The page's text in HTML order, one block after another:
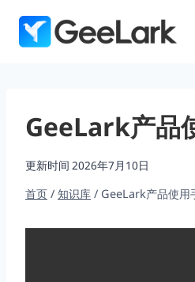
GeeLark产品
更新时间 2026年7月10日
首页 / 知识库 / GeeLark产品使用